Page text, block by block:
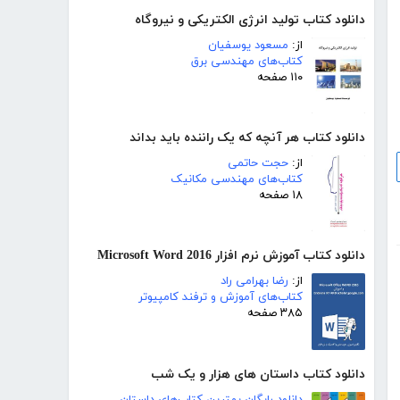
دانلود کتاب تولید انرژی الکتریکی و نیروگاه
از: مسعود یوسفیان
کتاب‌های مهندسی برق
۱۱۰ صفحه
دانلود کتاب هر آنچه که یک راننده باید بداند
از: حجت حاتمی
کتاب‌های مهندسی مکانیک
۱۸ صفحه
دانلود کتاب آموزش نرم افزار Microsoft Word 2016
از: رضا بهرامی راد
کتاب‌های آموزش و ترفند کامپیوتر
۳۸۵ صفحه
دانلود کتاب داستان های هزار و یک شب